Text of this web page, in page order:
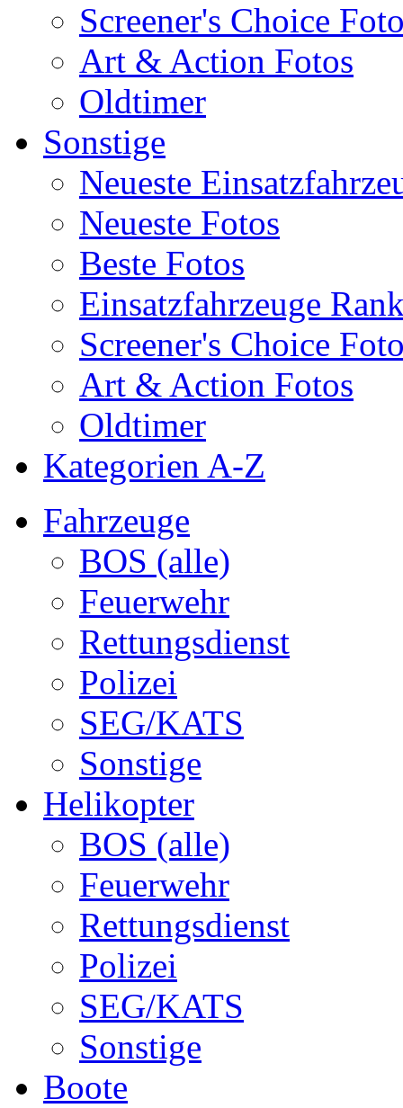
Screener's Choice
Art & Action Fotos
Oldtimer
Sonstige
Neueste
Neueste Fotos
Beste Fotos
Einsatzfahrzeuge
Screener's Choice
Art & Action Fotos
Oldtimer
Kategorien A-Z
Fahrzeuge
BOS (alle)
Feuerwehr
Rettungsdienst
Polizei
SEG/KATS
Sonstige
Helikopter
BOS (alle)
Feuerwehr
Rettungsdienst
Polizei
SEG/KATS
Sonstige
Boote